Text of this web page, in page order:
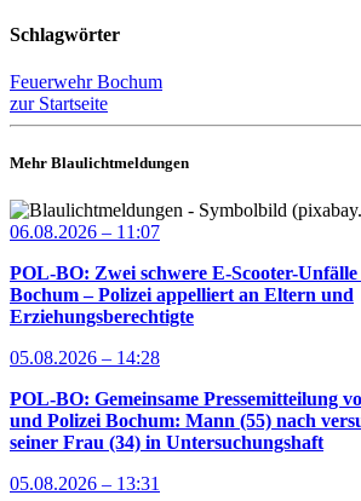
Schlagwörter
Feuerwehr Bochum
zur Startseite
Mehr Blaulichtmeldungen
06.08.2026 – 11:07
POL-BO: Zwei schwere E-Scooter-
Bochum – Polizei appelliert an Eltern und
Erziehungsberechtigte
05.08.2026 – 14:28
POL-BO: Gemeinsame Pressemitteilung
und Polizei Bochum: Mann (55) nach
seiner Frau (34) in Untersuchungshaft
05.08.2026 – 13:31